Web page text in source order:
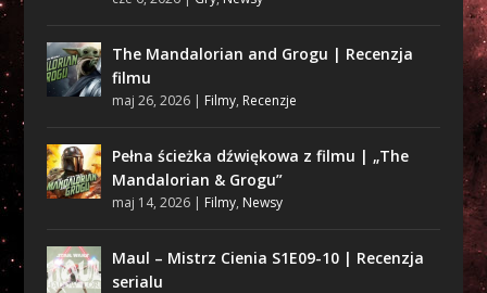
The Mandalorian and Grogu | Recenzja
filmu
maj 26, 2026| Filmy, Recenzje
Pełna ścieżka dźwiękowa z filmu | „The
Mandalorian & Grogu”
maj 14, 2026| Filmy, Newsy
Maul – Mistrz Cienia S1E09-10 | Recenzja
serialu